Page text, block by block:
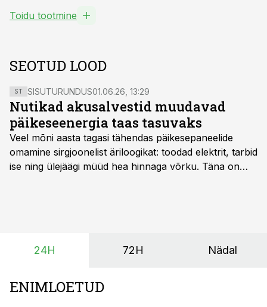
Toidu tootmine
SEOTUD LOOD
ST SISUTURUNDUS01.06.26, 13:29
Nutikad akusalvestid muudavad
päikeseenergia taas tasuvaks
Veel mõni aasta tagasi tähendas päikesepaneelide
omamine sirgjoonelist äriloogikat: toodad elektrit, tarbid
ise ning ülejäägi müüd hea hinnaga võrku. Täna on
põllumajandusettevõtete jaoks üheks olulisemaks
24H 72H Nädal
ENIMLOETUD